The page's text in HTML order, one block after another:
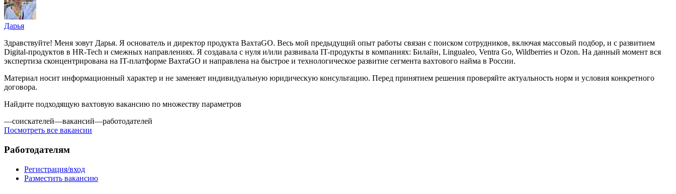
Дарья
Здравствуйте! Меня зовут Дарья. Я основатель и директор продукта ВахтаGO. Весь мой предыдущий опыт работы связан с поиском сотрудников, включая массовый подбор, и с развитием
Digital-продуктов в HR-Tech и смежных направлениях. Я создавала с нуля и/или развивала IT-продукты в компаниях: Билайн, Lingualeo, Ventra Go, Wildberries и Ozon. На данный момент вся
экспертиза сконцентрирована на IT-платформе ВахтаGO и направлена на быстрое и технологическое развитие сегмента вахтового найма в России.
Материал носит информационный характер и не заменяет индивидуальную юридическую консультацию. Перед принятием решения проверяйте актуальность норм и условия конкретного
договора.
Найдите подходящую вахтовую вакансию по множеству параметров
—соискателей—вакансий—работодателей
Посмотреть все вакансии
Работодателям
Регистрация/вход
Разместить вакансию